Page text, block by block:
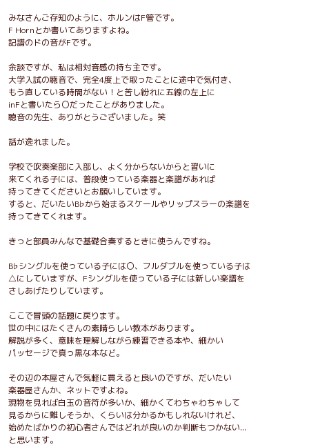
みなさんご存知のように、ホルンはF管です。
F Hornとか書いてありますよね。
記譜のドの音がFです。
余談ですが、私は相対音感の持ち主です。
大学入試の聴音で、完全4度上で取ったことに途中で気付き、
もう直している時間がない！と苦し紛れに五線の左上に
inFと書いたら〇だったことがありました。
聴音の先生、ありがとうございました。笑
話が逸れました。
学校で吹奏楽部に入部し、よく分からないからと習いに
来てくれる子には、普段使っている楽器と楽譜があれば
持ってきてくださいとお願いしています。
すると、だいたいB♭から始まるスケールやリップスラーの楽譜を
持ってきてくれます。
きっと部員みんなで基礎合奏するときに使うんですね。
B♭シングルを使っている子には〇、フルダブルを使っている子は
△にしていますが、Fシングルを使っている子には新しい楽譜を
さしあげたりしています。
ここで冒頭の話題に戻ります。
世の中にはたくさんの素晴らしい教本があります。
解説が多く、意味を理解しながら練習できる本や、細かい
パッセージで真っ黒な本など。
その辺の本屋さんで気軽に買えると良いのですが、だいたい
楽器屋さんか、ネットですよね。
現物を見れば白玉の音符が多いか、細かくてわちゃわちゃして
見るからに難しそうか、くらいは分かるかもしれないけれど、
始めたばかりの初心者さんではどれが良いのか判断もつかない...
と思います。